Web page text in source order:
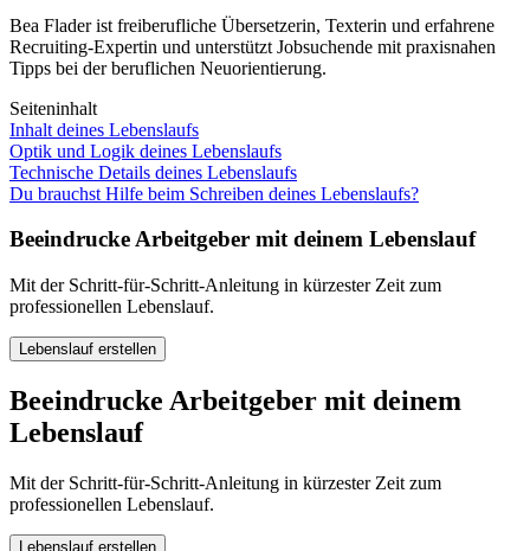
Bea Flader ist freiberufliche Übersetzerin, Texterin und erfahrene
Recruiting-Expertin und unterstützt Jobsuchende mit praxisnahen
Tipps bei der beruflichen Neuorientierung.
Seiteninhalt
Inhalt deines Lebenslaufs
Optik und Logik deines Lebenslaufs
Technische Details deines Lebenslaufs
Du brauchst Hilfe beim Schreiben deines Lebenslaufs?
Beeindrucke Arbeitgeber mit deinem Lebenslauf
Mit der Schritt-für-Schritt-Anleitung in kürzester Zeit zum
professionellen Lebenslauf.
Lebenslauf erstellen
Beeindrucke Arbeitgeber mit deinem
Lebenslauf
Mit der Schritt-für-Schritt-Anleitung in kürzester Zeit zum
professionellen Lebenslauf.
Lebenslauf erstellen